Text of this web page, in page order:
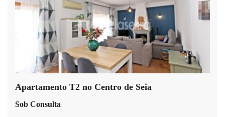
Apartamento T2 no Centro de Seia
Sob Consulta